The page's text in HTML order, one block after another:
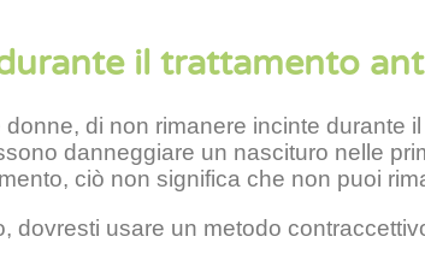
il trattamento
di non rimanere incinte durante
danneggiare un nascituro nelle
ciò non significa che non puoi
dovresti usare un metodo